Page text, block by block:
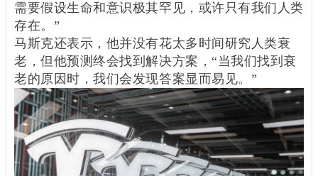
需要假设生命和意识极其罕见，或许只有我们人类
存在。”
马斯克还表示，他并没有花太多时间研究人类衰
老，但他预测终会找到解决方案，“当我们找到衰
老的原因时，我们会发现答案显而易见。”